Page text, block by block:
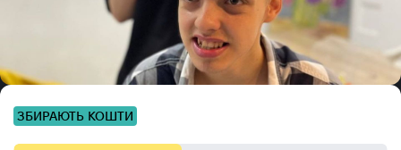
ЗБИРАЮТЬ КОШТИ